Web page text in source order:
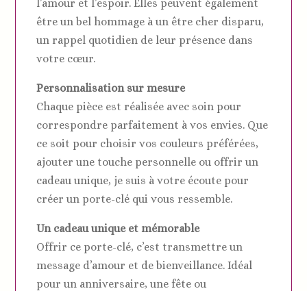
l’amour et l’espoir. Elles peuvent également
être un bel hommage à un être cher disparu,
un rappel quotidien de leur présence dans
votre cœur.
Personnalisation sur mesure
Chaque pièce est réalisée avec soin pour
correspondre parfaitement à vos envies. Que
ce soit pour choisir vos couleurs préférées,
ajouter une touche personnelle ou offrir un
cadeau unique, je suis à votre écoute pour
créer un porte-clé qui vous ressemble.
Un cadeau unique et mémorable
Offrir ce porte-clé, c’est transmettre un
message d’amour et de bienveillance. Idéal
pour un anniversaire, une fête ou